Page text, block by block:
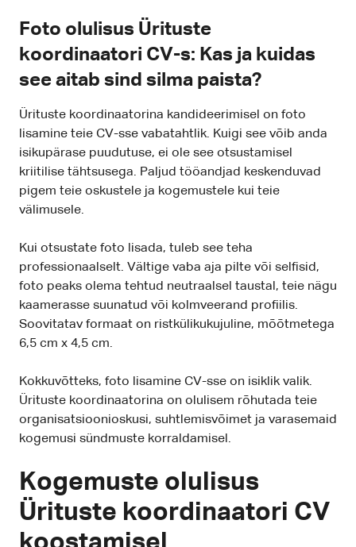
Foto olulisus Ürituste
koordinaatori CV-s: Kas ja kuidas
see aitab sind silma paista?
Ürituste koordinaatorina kandideerimisel on foto
lisamine teie CV-sse vabatahtlik. Kuigi see võib anda
isikupärase puudutuse, ei ole see otsustamisel
kriitilise tähtsusega. Paljud tööandjad keskenduvad
pigem teie oskustele ja kogemustele kui teie
välimusele.
Kui otsustate foto lisada, tuleb see teha
professionaalselt. Vältige vaba aja pilte või selfisid,
foto peaks olema tehtud neutraalsel taustal, teie nägu
kaamerasse suunatud või kolmveerand profiilis.
Soovitatav formaat on ristkülikukujuline, mõõtmetega
6,5 cm x 4,5 cm.
Kokkuvõtteks, foto lisamine CV-sse on isiklik valik.
Ürituste koordinaatorina on olulisem rõhutada teie
organisatsioonioskusi, suhtlemisvõimet ja varasemaid
kogemusi sündmuste korraldamisel.
Kogemuste olulisus
Ürituste koordinaatori CV